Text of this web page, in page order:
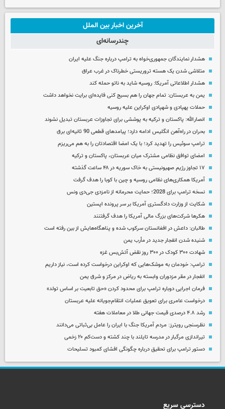
آخرین اخبار بین الملل
چندرسانه‌ای
هشدار نمایندگان جمهوری‌خواه به ترامپ درباره جنگ علیه ایران
متلاشی شدن یک هسته تروریستی خطرناک در غرب عراق
هشدار اطلاعاتی آمریکا: روسیه شاید به ناتو حمله کند
یمن به عربستان: تمام جهان را هم بسیج کنی فایده‌ای برایت نخواهد داشت
حملات پهپادی و شهپادی اوکراین علیه روسیه
انصارالله: پاکستان و ترکیه به پوششی برای تجاوزات عربستان تبدیل نشوند
بحران در راه‌آهن انگلیس ادامه دارد؛ پیامدهای قطعی 90 ثانیه‌ای برق
ترامپ سوئیس را تهدید کرد؛ با یک امضا اقتصادتان را به هم می‌ریزم
امضای توافق نظامی مشترک میان عربستان، پاکستان و ترکیه
۱۷ تجاوز رژیم صهیونیستی به خاک سوریه در ۴۸ ساعت گذشته
آمریکا همکاری‌های نظامی روسیه و چین با کوبا را هدف گرفت
نسخه ترامپ برای 2028؛ حمایت محرمانه از نامزدی جی‌دی ونس
شکایت از وزارت دادگستری آمریکا بر سر پرونده اپستین
هکرها شرکت‌های بزرگ مالی آمریکا را هدف گرفتنند
طالبان: داعش در افغانستان سرکوب شده و پناهگاه‌هایش از بین رفته است
شنیده شدن انفجار جدید در مأرب یمن
شهادت ۳۰۰ کودک در ۳۰۰ روز نقض آتش‌بس غزه
ترامپ: خودمان به موشک‌هایی که اوکراین درخواست کرده است، نیاز داریم
انفجار در مقر مزدوران وابسته به ریاض در مرکز و شرق یمن
فرمان اجرایی دوباره ترامپ برای محدود کردن «حق تابعیت بر اساس تولد»
درخواست عامری برای تعویق عملیات انتقام‌جویانه علیه عربستان
رشد ۴.۸ درصدی قیمت جهانی طلا در معاملات هفته
نظرسنجی رویترز: مردم آمریکا جنگ با ایران را عامل بی‌ثباتی می‌دانند
تیراندازی مرگبار در مدرسه‌ تایلند با چند کشته و دست‌کم ۲۰ زخمی
دستور ترامپ برای تحقیق درباره چگونگی افشای کمبود تسلیحات
دسترسی سریع